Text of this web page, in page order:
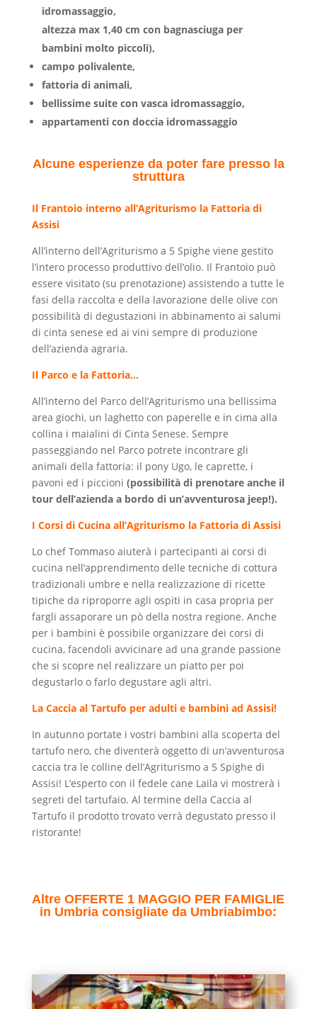
idromassaggio,
altezza max 1,40 cm con bagnasciuga per
bambini molto piccoli),
campo polivalente,
fattoria di animali,
bellissime suite con vasca idromassaggio,
appartamenti con doccia idromassaggio
Alcune esperienze da poter fare presso la
struttura
Il Frantoio interno all’Agriturismo la Fattoria di
Assisi
All’interno dell’Agriturismo a 5 Spighe viene gestito
l’intero processo produttivo dell’olio. Il Frantoio può
essere visitato (su prenotazione) assistendo a tutte le
fasi della raccolta e della lavorazione delle olive con
possibilità di degustazioni in abbinamento ai salumi
di cinta senese ed ai vini sempre di produzione
dell’azienda agraria.
Il Parco e la Fattoria…
All’interno del Parco dell’Agriturismo una bellissima
area giochi, un laghetto con paperelle e in cima alla
collina i maialini di Cinta Senese. Sempre
passeggiando nel Parco potrete incontrare gli
animali della fattoria: il pony Ugo, le caprette, i
pavoni ed i piccioni (possibilità di prenotare anche il
tour dell’azienda a bordo di un’avventurosa jeep!).
I Corsi di Cucina all’Agriturismo la Fattoria di Assisi
Lo chef Tommaso aiuterà i partecipanti ai corsi di
cucina nell’apprendimento delle tecniche di cottura
tradizionali umbre e nella realizzazione di ricette
tipiche da riproporre agli ospiti in casa propria per
fargli assaporare un pò della nostra regione. Anche
per i bambini è possibile organizzare dei corsi di
cucina, facendoli avvicinare ad una grande passione
che si scopre nel realizzare un piatto per poi
degustarlo o farlo degustare agli altri.
La Caccia al Tartufo per adulti e bambini ad Assisi!
In autunno portate i vostri bambini alla scoperta del
tartufo nero, che diventerà oggetto di un’avventurosa
caccia tra le colline dell’Agriturismo a 5 Spighe di
Assisi! L’esperto con il fedele cane Laila vi mostrerà i
segreti del tartufaio. Al termine della Caccia al
Tartufo il prodotto trovato verrà degustato presso il
ristorante!
Altre OFFERTE 1 MAGGIO PER FAMIGLIE
in Umbria consigliate da Umbriabimbo: